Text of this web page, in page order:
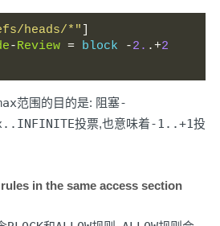
heads/*"
-Review = block -2. .+2
范围的目的是: 阻塞-
投票,也意味着-1..+1投
rules in the same access section